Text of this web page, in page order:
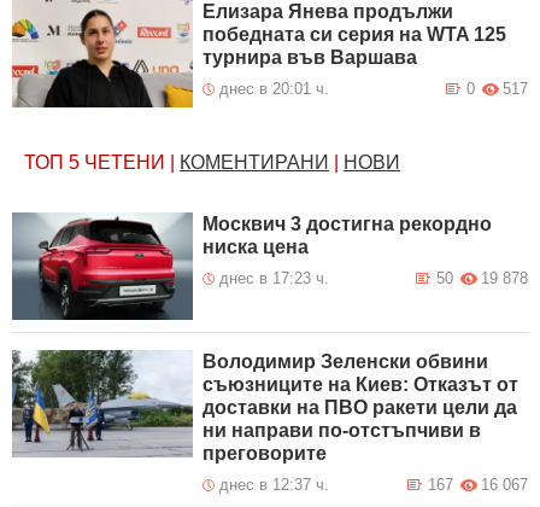
Елизара Янева продължи
победната си серия на WTA 125
турнира във Варшава
днес в 20:01 ч. 517
0
ТОП 5 ЧЕТЕНИ КОМЕНТИРАНИ НОВИ
Москвич 3 достигна рекордно
ниска цена
днес в 17:23 ч. 19 878
50
Володимир Зеленски обвини
съюзниците на Киев: Отказът от
доставки на ПВО ракети цели да
ни направи по-отстъпчиви в
преговорите
днес в 12:37 ч. 16 067
167